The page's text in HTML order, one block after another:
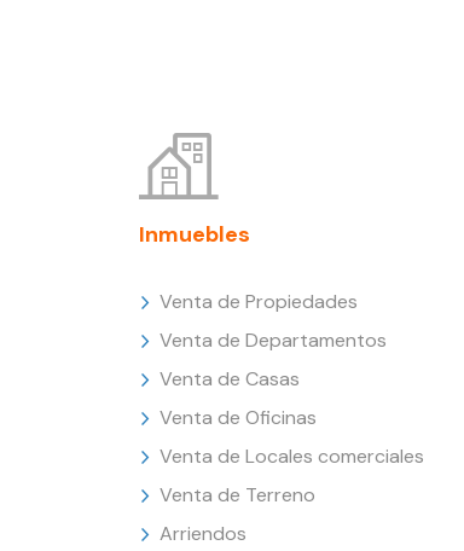
Inmuebles
Venta de Propiedades
Venta de Departamentos
Venta de Casas
Venta de Oficinas
Venta de Locales comerciales
Venta de Terreno
Arriendos